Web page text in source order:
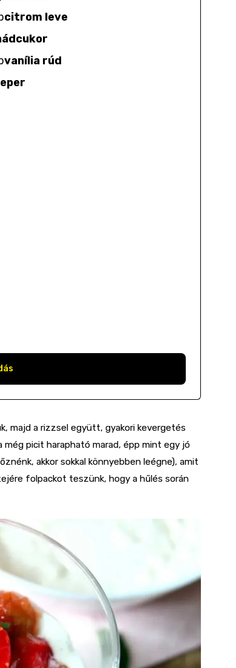
citrom leve
vanília rúd
eper
majd a rizzsel együtt, gyakori kevergetés
picit harapható marad, épp mint egy jó
akkor sokkal könnyebben leégne), amit
folpackot teszünk, hogy a hűlés során